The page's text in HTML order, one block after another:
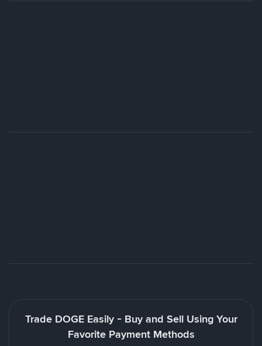
Trade DOGE Easily - Buy and Sell Using Your
Favorite Payment Methods